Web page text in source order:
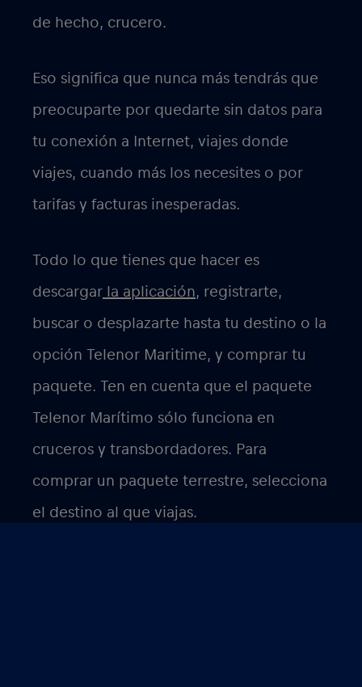
de hecho, crucero.
Eso significa que nunca más tendrás que
preocuparte por quedarte sin datos para
tu conexión a Internet, viajes donde
viajes, cuando más los necesites o por
tarifas y facturas inesperadas.
Todo lo que tienes que hacer es
descargar la aplicación, registrarte,
buscar o desplazarte hasta tu destino o la
opción Telenor Maritime, y comprar tu
paquete. Ten en cuenta que el paquete
Telenor Marítimo sólo funciona en
cruceros y transbordadores. Para
comprar un paquete terrestre, selecciona
el destino al que viajas.